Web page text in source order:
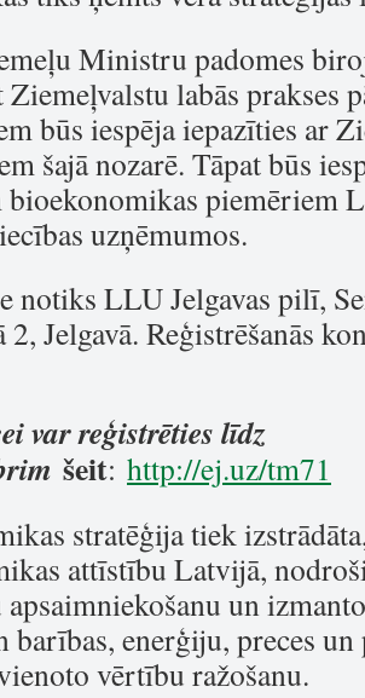
Ministru padomes
labās prakses
būs iespēja iepazīties ar
šajā nozarē. Tāpat būs
bioekonomikas piemēriem
uzņēmumos.
notiks LLU Jelgavas pilī,
Jelgavā. Reģistrēšanās
var reģistrēties līdz
šeit: http://ej.uz/tm71
stratēģija tiek
attīstību Latvijā,
un
barības, enerģiju, preces
vērtību ražošanu.